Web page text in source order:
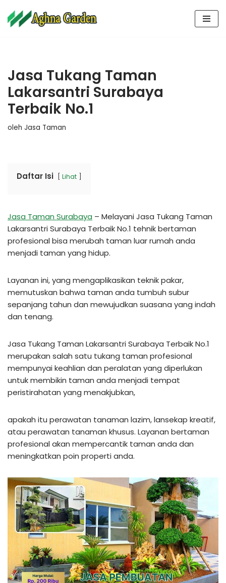
Lompat
Jasa Tukang Taman
Lakarsantri Surabaya
Terbaik No.1
oleh Jasa Taman
Daftar Isi Lihat
Jasa Taman Surabaya – Melayani Jasa Tukang Taman
Lakarsantri Surabaya Terbaik No.1 tehnik bertaman
profesional bisa merubah taman luar rumah anda
menjadi taman yang hidup.
Layanan ini, yang mengaplikasikan teknik pakar,
memutuskan bahwa taman anda tumbuh subur
sepanjang tahun dan mewujudkan suasana yang indah
dan tenang.
Jasa Tukang Taman Lakarsantri Surabaya Terbaik No.1
merupakan salah satu tukang taman profesional
mempunyai keahlian dan peralatan yang diperlukan
untuk membikin taman anda menjadi tempat
peristirahatan yang menakjubkan,
apakah itu perawatan tanaman lazim, lansekap kreatif,
atau perawatan tanaman khusus. Layanan bertaman
profesional akan mempercantik taman anda dan
meningkatkan poin properti anda.